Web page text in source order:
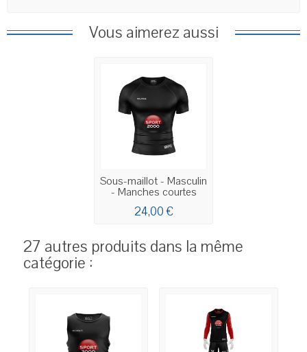
Vous aimerez aussi
Sous-maillot - Masculin
- Manches courtes
24,00 €
27 autres produits dans la même
catégorie :